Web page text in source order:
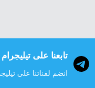
تابعنا على تيليجرام
انضم لقناتنا على